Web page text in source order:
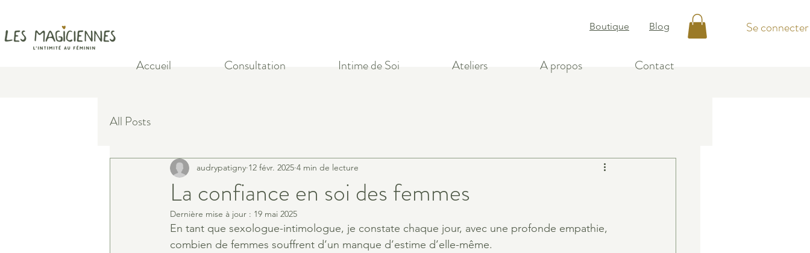
Boutique Blog Se connecter
Accueil Consultation Intime de Soi Ateliers A propos Contact
All Posts
La confiance en soi des femmes
audrypatigny 12 févr. 2025 4 min de lecture
Dernière mise à jour : 19 mai 2025
En tant que sexologue-intimologue, je constate chaque jour, avec une profonde empathie,
combien de femmes souffrent d’un manque d’estime d’elle-même.